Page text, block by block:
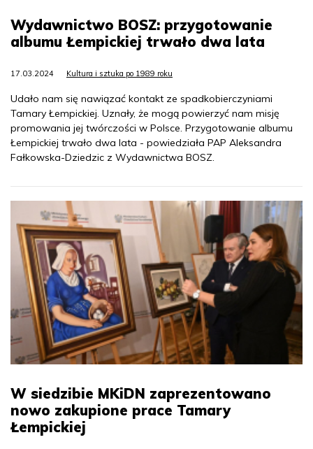
Wydawnictwo BOSZ: przygotowanie
albumu Łempickiej trwało dwa lata
17.03.2024 Kultura i sztuka po 1989 roku
Udało nam się nawiązać kontakt ze spadkobierczyniami
Tamary Łempickiej. Uznały, że mogą powierzyć nam misję
promowania jej twórczości w Polsce. Przygotowanie albumu
Łempickiej trwało dwa lata - powiedziała PAP Aleksandra
Fałkowska-Dziedzic z Wydawnictwa BOSZ.
W siedzibie MKiDN zaprezentowano
nowo zakupione prace Tamary
Łempickiej